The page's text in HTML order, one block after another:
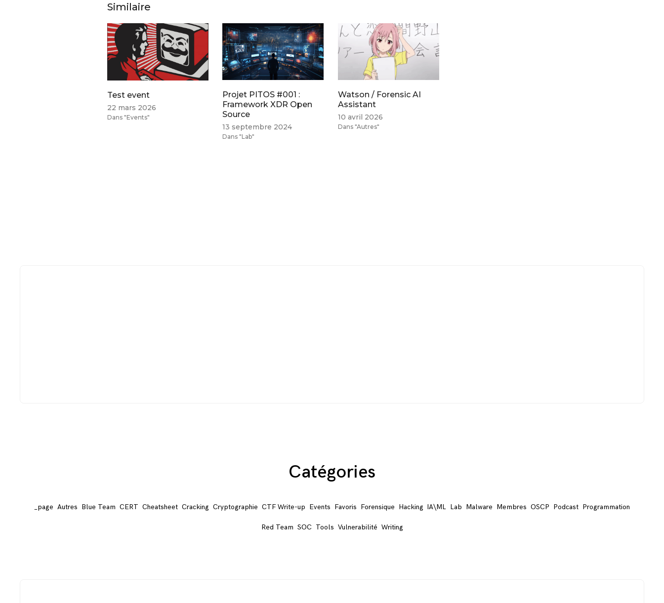
Similaire
Test event
22 mars 2026
Dans "Events"
Projet PITOS #001 :
Framework XDR Open
Source
13 septembre 2024
Dans "Lab"
Watson / Forensic AI
Assistant
10 avril 2026
Dans "Autres"
Catégories
_page Autres Blue Team CERT Cheatsheet Cracking Cryptographie CTF Write-up Events Favoris Forensique Hacking IA\ML Lab Malware Membres OSCP Podcast Programmation
Red Team SOC Tools Vulnerabilité Writing